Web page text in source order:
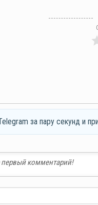
за пару секунд и